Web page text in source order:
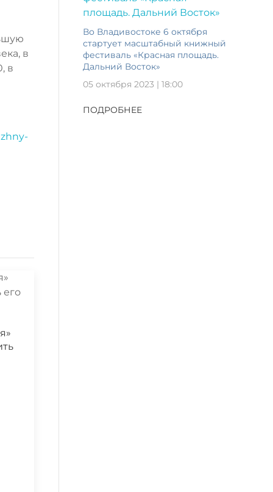
в
в
Во Владивостоке 6 октября
стартует масштабный книжный
фестиваль «Красная площадь.
Дальний Восток»
05 октября 2023 | 18:00
ПОДРОБНЕЕ